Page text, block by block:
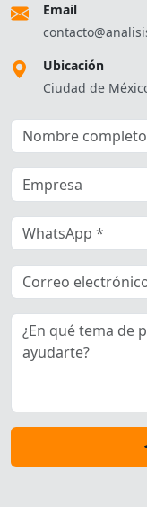
Email
Ubicación
Ciudad de